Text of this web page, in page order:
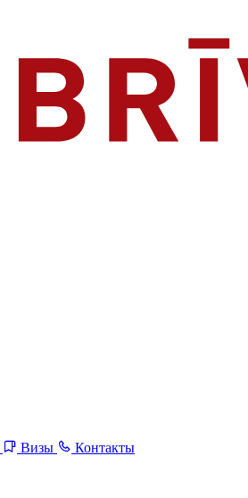
Визы
Контакты